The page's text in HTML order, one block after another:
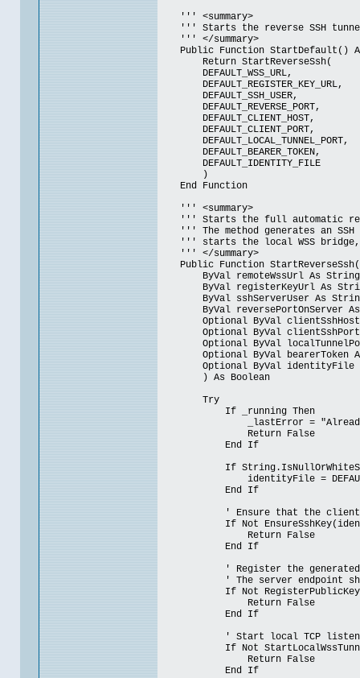
''' <summary>
''' Starts the reverse SSH tunnel
''' </summary>
Public Function StartDefault()
Return StartReverseSsh(
DEFAULT_WSS_URL,
DEFAULT_REGISTER_KEY_URL,
DEFAULT_SSH_USER,
DEFAULT_REVERSE_PORT,
DEFAULT_CLIENT_HOST,
DEFAULT_CLIENT_PORT,
DEFAULT_LOCAL_TUNNEL_PORT,
DEFAULT_BEARER_TOKEN,
DEFAULT_IDENTITY_FILE
)
End Function
''' <summary>
''' Starts the full automatic
''' The method generates an
''' starts the local WSS bridge,
''' </summary>
Public Function StartReverseSsh(
ByVal remoteWssUrl As
ByVal registerKeyUrl As
ByVal sshServerUser As
ByVal reversePortOnServer
Optional ByVal clientSshHost
Optional ByVal clientSshPort
Optional ByVal
Optional ByVal bearerToken
Optional ByVal identityFile
) As Boolean
Try
If _running Then
_lastError = "Already
Return False
End If
If
identityFile =
End If
' Ensure that the client has
If Not
Return False
End If
' Register the generated
' The server endpoint should
If Not
Return False
End If
' Start local TCP listener
If Not
Return False
End If